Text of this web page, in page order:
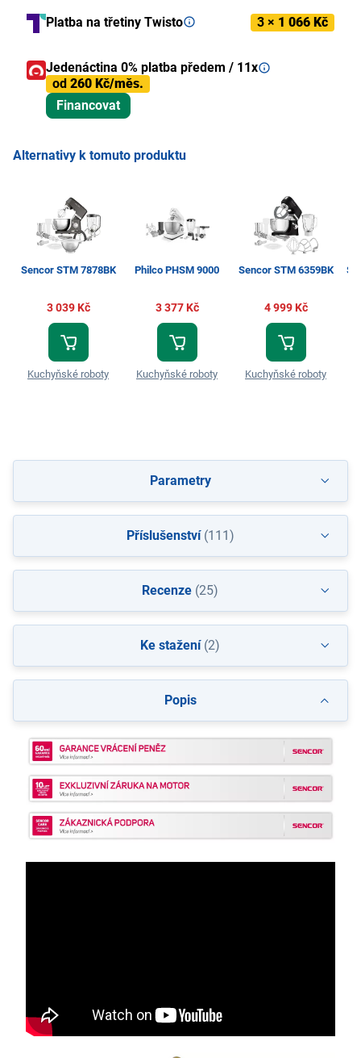
Platba na třetiny Twisto 3 × 1 066 Kč
Jedenáctina 0% platba předem / 11x
od 260 Kč/měs.
Financovat
Alternativy k tomuto produktu
Sencor STM 7878BK
3 039 Kč
Kuchyňské roboty
Philco PHSM 9000
3 377 Kč
Kuchyňské roboty
Sencor STM 6359BK
4 999 Kč
Kuchyňské roboty
Popis
Parametry
Příslušenství(111)
Recenze (25)
Ke stažení(2)